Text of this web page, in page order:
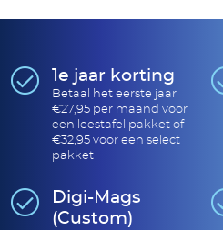
1e jaar korting
Betaal het eerste jaar
€27,95 per maand voor
een leestafel pakket of
€32,95 voor een select
pakket
Digi-Mags
(Custom)